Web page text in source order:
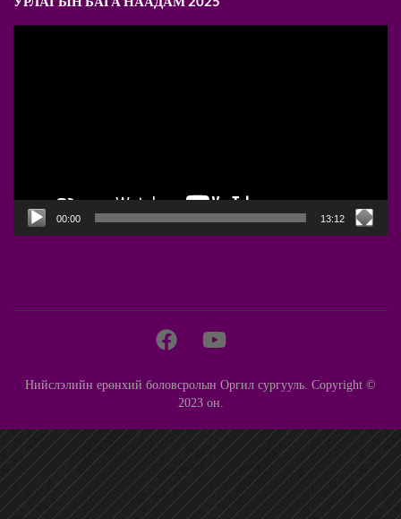
00:00 13:12
Нийслэлийн ерөнхий боловсролын Оргил сургууль. Copyright ©
2023 он.